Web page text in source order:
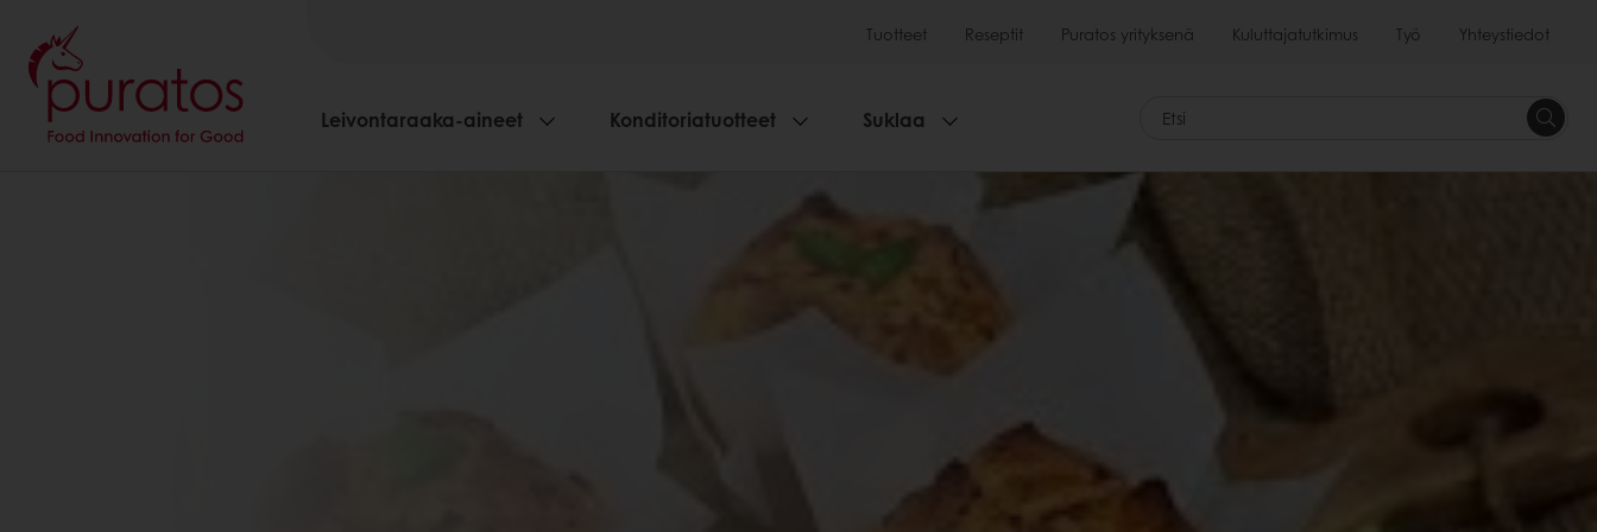
Tuotteet Reseptit Puratos yrityksenä Kuluttajatutkimus Työ Yhteystiedot
Leivontaraaka-aineet Konditoriatuotteet Suklaa